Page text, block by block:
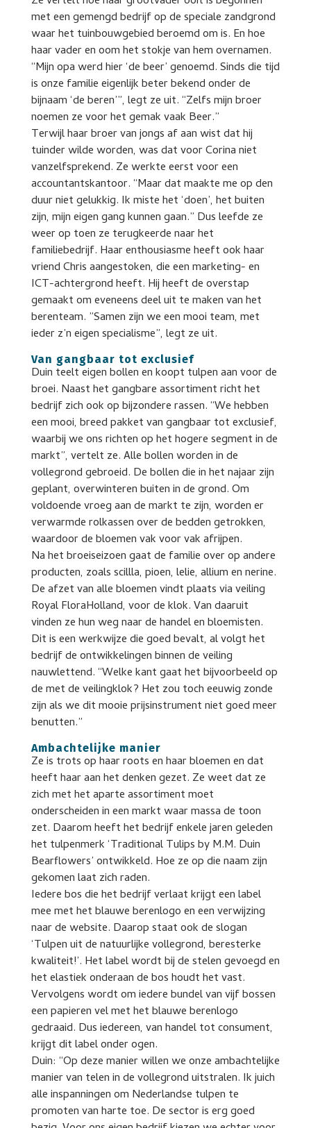
met een gemengd bedrijf op de speciale zandgrond
waar het tuinbouwgebied beroemd om is. En hoe
haar vader en oom het stokje van hem overnamen.
“Mijn opa werd hier ‘de beer’ genoemd. Sinds die tijd
is onze familie eigenlijk beter bekend onder de
bijnaam ‘de beren’”, legt ze uit. “Zelfs mijn broer
noemen ze voor het gemak vaak Beer.”
Terwijl haar broer van jongs af aan wist dat hij
tuinder wilde worden, was dat voor Corina niet
vanzelfsprekend. Ze werkte eerst voor een
accountantskantoor. “Maar dat maakte me op den
duur niet gelukkig. Ik miste het ‘doen’, het buiten
zijn, mijn eigen gang kunnen gaan.” Dus leefde ze
weer op toen ze terugkeerde naar het
familiebedrijf. Haar enthousiasme heeft ook haar
vriend Chris aangestoken, die een marketing- en
ICT-achtergrond heeft. Hij heeft de overstap
gemaakt om eveneens deel uit te maken van het
berenteam. ”Samen zijn we een mooi team, met
ieder z’n eigen specialisme”, legt ze uit.
Van gangbaar tot exclusief
Duin teelt eigen bollen en koopt tulpen aan voor de
broei. Naast het gangbare assortiment richt het
bedrijf zich ook op bijzondere rassen. “We hebben
een mooi, breed pakket van gangbaar tot exclusief,
waarbij we ons richten op het hogere segment in de
markt”, vertelt ze. Alle bollen worden in de
vollegrond gebroeid. De bollen die in het najaar zijn
geplant, overwinteren buiten in de grond. Om
voldoende vroeg aan de markt te zijn, worden er
verwarmde rolkassen over de bedden getrokken,
waardoor de bloemen vak voor vak afrijpen.
Na het broeiseizoen gaat de familie over op andere
producten, zoals scillla, pioen, lelie, allium en nerine.
De afzet van alle bloemen vindt plaats via veiling
Royal FloraHolland, voor de klok. Van daaruit
vinden ze hun weg naar de handel en bloemisten.
Dit is een werkwijze die goed bevalt, al volgt het
bedrijf de ontwikkelingen binnen de veiling
nauwlettend. “Welke kant gaat het bijvoorbeeld op
de met de veilingklok? Het zou toch eeuwig zonde
zijn als we dit mooie prijsinstrument niet goed meer
benutten.”
Ambachtelijke manier
Ze is trots op haar roots en haar bloemen en dat
heeft haar aan het denken gezet. Ze weet dat ze
zich met het aparte assortiment moet
onderscheiden in een markt waar massa de toon
zet. Daarom heeft het bedrijf enkele jaren geleden
het tulpenmerk ‘Traditional Tulips by M.M. Duin
Bearflowers’ ontwikkeld. Hoe ze op die naam zijn
gekomen laat zich raden.
Iedere bos die het bedrijf verlaat krijgt een label
mee met het blauwe berenlogo en een verwijzing
naar de website. Daarop staat ook de slogan
‘Tulpen uit de natuurlijke vollegrond, beresterke
kwaliteit!’. Het label wordt bij de stelen gevoegd en
het elastiek onderaan de bos houdt het vast.
Vervolgens wordt om iedere bundel van vijf bossen
een papieren vel met het blauwe berenlogo
gedraaid. Dus iedereen, van handel tot consument,
krijgt dit label onder ogen.
Duin: “Op deze manier willen we onze ambachtelijke
manier van telen in de vollegrond uitstralen. Ik juich
alle inspanningen om Nederlandse tulpen te
promoten van harte toe. De sector is erg goed